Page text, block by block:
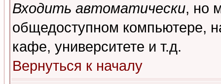
Входить автоматически, но
общедоступном компьютере,
кафе, университете и т.д.
Вернуться к началу